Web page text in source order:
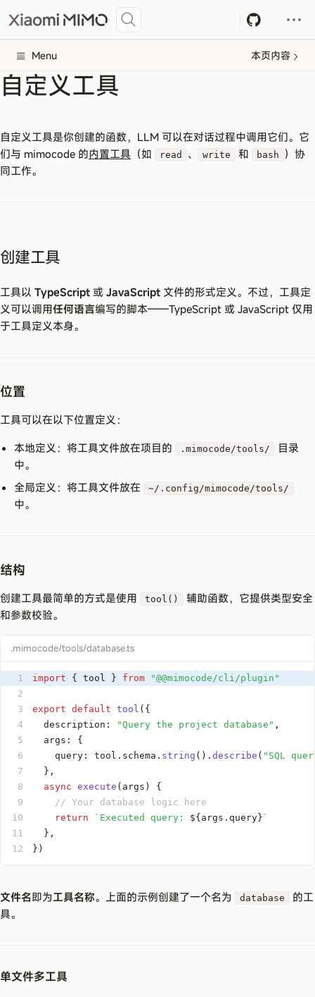
Menu 本页内容
自定义工具
自定义工具是你创建的函数，LLM 可以在对话过程中调用它们。它
们与 mimocode 的内置工具 （如 read 、 write 和 bash
）协
同工作。
创建工具
工具以 TypeScript 或 JavaScript 文件的形式定义。不过，工具定
义可以调用任何语言编写的脚本——TypeScript 或 JavaScript 仅用
于工具定义本身。
位置
工具可以在以下位置定义：
本地定义：将工具文件放在项目的
.mimocode/tools/
目录
中。
全局定义：将工具文件放在
~/.config/mimocode/tools/
中。
结构
创建工具最简单的方式是使用 tool()
辅助函数，它提供类型安全
和参数校验。
.mimocode/tools/database.ts
1 import { tool } from
"@@mimocode/cli/plugin"
2
3
export default tool ( {
4
  description
: "Query the project database" ,
5
  args
:
{
6
    query
: tool . schema . string ( ) .describe ( "SQL
7
} ,
8
async execute ( args )
{
9
// Your database logic here
10
return ` Executed query: ${ args . query } `
11
} ,
12
} )
文件名即为工具名称。上面的示例创建了一个名为 database
的工
具。
单文件多工具